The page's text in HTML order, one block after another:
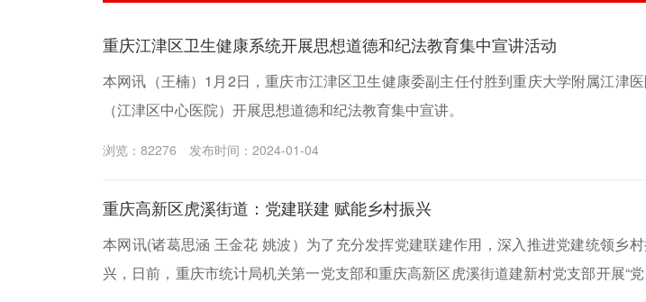
重庆江津区卫生健康系统开展思想道德和纪法教育集中宣讲活动
本网讯（王楠）1月2日，重庆市江津区卫生健康委副主任付胜到重庆大学附属江津
（江津区中心医院）开展思想道德和纪法教育集中宣讲。
浏览：82276 发布时间：2024-01-04
重庆高新区虎溪街道：党建联建 赋能乡村振兴
本网讯(诸葛思涵 王金花 姚波）为了充分发挥党建联建作用，深入推进党建统领乡
兴，日前，重庆市统计局机关第一党支部和重庆高新区虎溪街道建新村党支部开展“